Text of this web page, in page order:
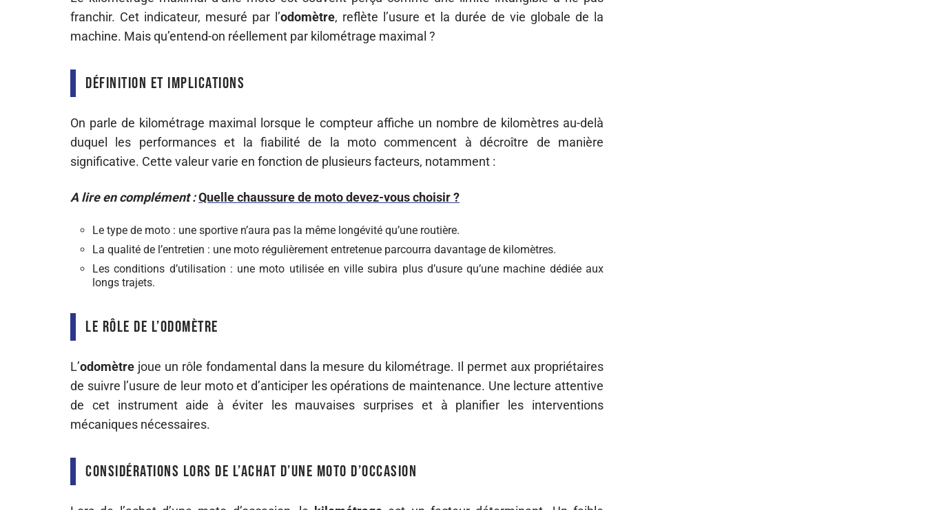
franchir. Cet indicateur, mesuré par l’odomètre, reflète l’usure et la durée de vie globale de la
machine. Mais qu’entend-on réellement par kilométrage maximal ?
Définition et implications
On parle de kilométrage maximal lorsque le compteur affiche un nombre de kilomètres au-delà
duquel les performances et la fiabilité de la moto commencent à décroître de manière
significative. Cette valeur varie en fonction de plusieurs facteurs, notamment :
A lire en complément :Quelle chaussure de moto devez-vous choisir ?
Le type de moto : une sportive n’aura pas la même longévité qu’une routière.
La qualité de l’entretien : une moto régulièrement entretenue parcourra davantage de kilomètres.
Les conditions d’utilisation : une moto utilisée en ville subira plus d’usure qu’une machine dédiée aux
longs trajets.
Le rôle de l’odomètre
L’odomètre joue un rôle fondamental dans la mesure du kilométrage. Il permet aux propriétaires
de suivre l’usure de leur moto et d’anticiper les opérations de maintenance. Une lecture attentive
de cet instrument aide à éviter les mauvaises surprises et à planifier les interventions
mécaniques nécessaires.
Considérations lors de l’achat d’une moto d’occasion